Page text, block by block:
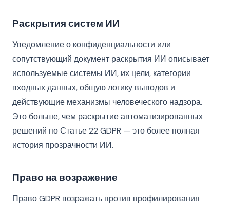
Раскрытия систем ИИ
Уведомление о конфиденциальности или
сопутствующий документ раскрытия ИИ описывает
используемые системы ИИ, их цели, категории
входных данных, общую логику выводов и
действующие механизмы человеческого надзора.
Это больше, чем раскрытие автоматизированных
решений по Статье 22 GDPR — это более полная
история прозрачности ИИ.
Право на возражение
Право GDPR возражать против профилирования